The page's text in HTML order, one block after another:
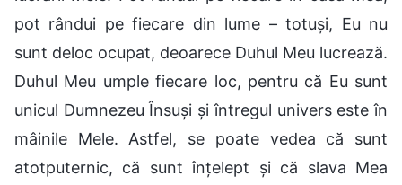
pot rândui pe fiecare din lume – totuși, Eu nu
sunt deloc ocupat, deoarece Duhul Meu lucrează.
Duhul Meu umple fiecare loc, pentru că Eu sunt
unicul Dumnezeu Însuși și întregul univers este în
mâinile Mele. Astfel, se poate vedea că sunt
atotputernic, că sunt înțelept și că slava Mea